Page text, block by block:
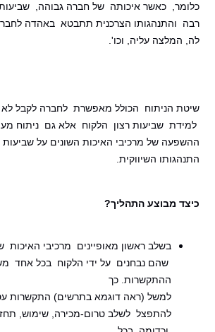
כלומר, כאשר איכותה של חברה גבוהה, שביעות
רבה והתנהגותו הצרכנית תתבטא באהדה
לה, המלצה עליה, וכו'.
שיטת הניתוח הכולל מאפשרת לחברה לקבל לא
למידת שביעות רצון הלקוח אלא גם ניתוח
ההשפעה של מרכיבי האיכות השונים על שביעות
התנהגותו השיווקית.
כיצד מבוצע התהליך?
בשלב ראשון מאופיינים מרכיבי
שהם נבחנים על ידי הלקוח בכל אחד
ההתקשרות. כך
למשל (ראה דוגמא בתרשים) התקשרות
להתפצל לשלב טרום-מכירה, שימוש,